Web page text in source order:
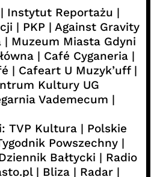
Instytut Reportażu |
| PKP | Against Gravity
| Muzeum Miasta Gdyni
| Café Cyganeria |
| Cafeart U Muzyk’uff |
Kultury UG
Vademecum |
TVP Kultura | Polskie
Powszechny |
Bałtycki | Radio
| Bliza | Radar |